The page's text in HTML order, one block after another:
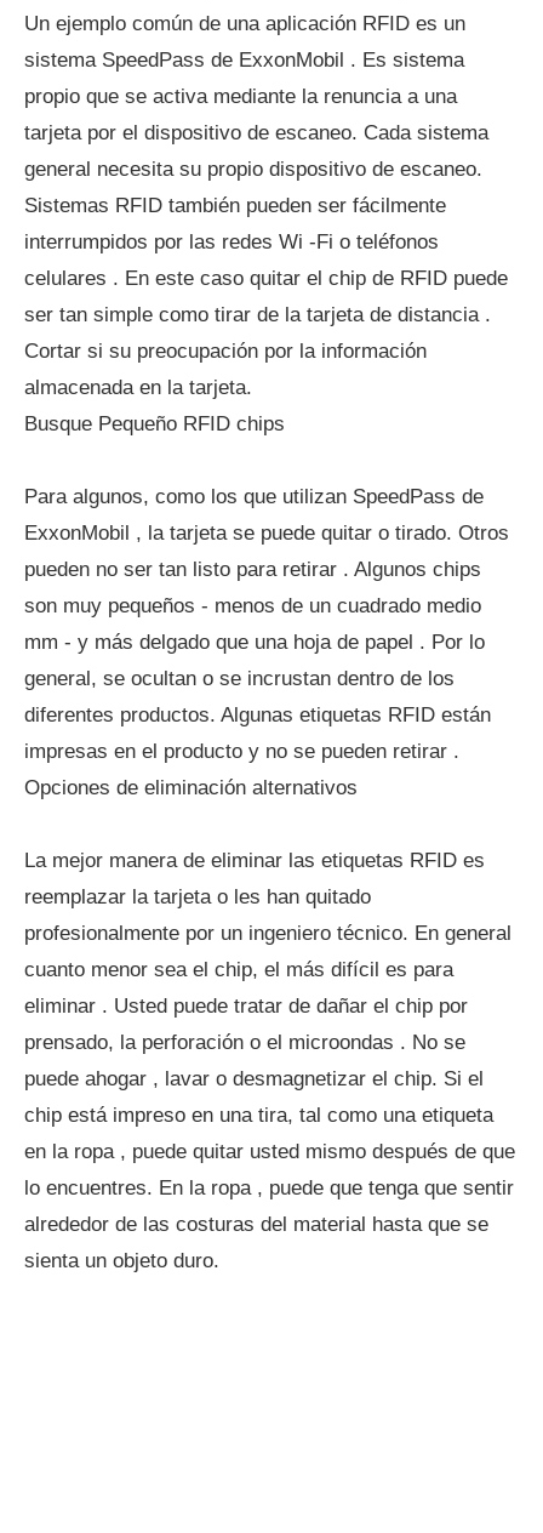
Un ejemplo común de una aplicación RFID es un
sistema SpeedPass de ExxonMobil . Es sistema
propio que se activa mediante la renuncia a una
tarjeta por el dispositivo de escaneo. Cada sistema
general necesita su propio dispositivo de escaneo.
Sistemas RFID también pueden ser fácilmente
interrumpidos por las redes Wi -Fi o teléfonos
celulares . En este caso quitar el chip de RFID puede
ser tan simple como tirar de la tarjeta de distancia .
Cortar si su preocupación por la información
almacenada en la tarjeta.
Busque Pequeño RFID chips
Para algunos, como los que utilizan SpeedPass de
ExxonMobil , la tarjeta se puede quitar o tirado. Otros
pueden no ser tan listo para retirar . Algunos chips
son muy pequeños - menos de un cuadrado medio
mm - y más delgado que una hoja de papel . Por lo
general, se ocultan o se incrustan dentro de los
diferentes productos. Algunas etiquetas RFID están
impresas en el producto y no se pueden retirar .
Opciones de eliminación alternativos
La mejor manera de eliminar las etiquetas RFID es
reemplazar la tarjeta o les han quitado
profesionalmente por un ingeniero técnico. En general
cuanto menor sea el chip, el más difícil es para
eliminar . Usted puede tratar de dañar el chip por
prensado, la perforación o el microondas . No se
puede ahogar , lavar o desmagnetizar el chip. Si el
chip está impreso en una tira, tal como una etiqueta
en la ropa , puede quitar usted mismo después de que
lo encuentres. En la ropa , puede que tenga que sentir
alrededor de las costuras del material hasta que se
sienta un objeto duro.